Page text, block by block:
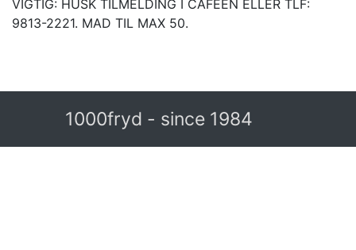
VIGTIG: HUSK TILMELDING I CAFEEN ELLER TLF:
9813-2221. MAD TIL MAX 50.
1000fryd - since 1984